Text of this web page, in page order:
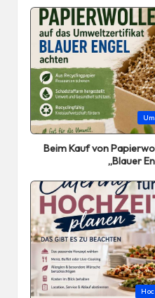
Posted
in
Beim Kauf von
„Blauer
Posted